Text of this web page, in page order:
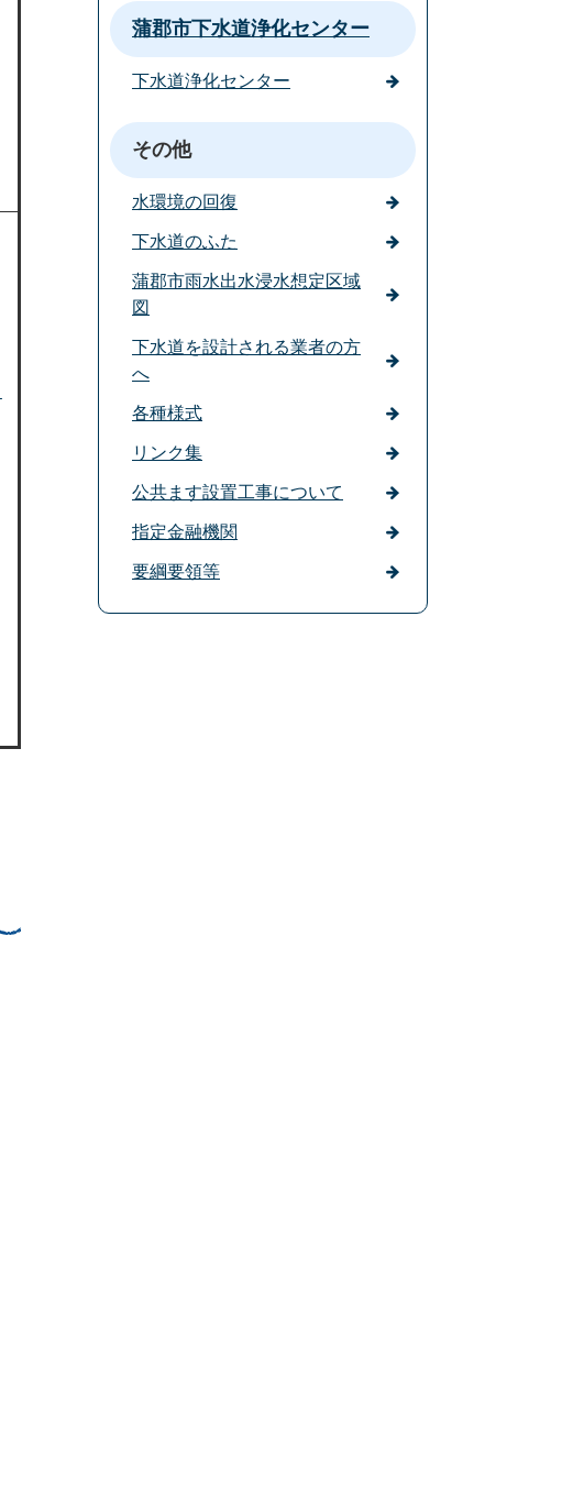
蒲郡市下水道浄化センター
下水道浄化センター
その他
水環境の回復
下水道のふた
蒲郡市雨水出水浸水想定区域
図
下水道を設計される業者の方
へ
各種様式
リンク集
公共ます設置工事について
指定金融機関
要綱要領等